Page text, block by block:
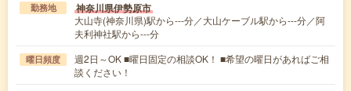
勤務地 神奈川県伊勢原市
大山寺(神奈川県)駅から---分／大山ケーブル駅から---分／阿
夫利神社駅から---分
曜日頻度
週2日～OK ■曜日固定の相談OK！ ■希望の曜日があればご相
談ください！